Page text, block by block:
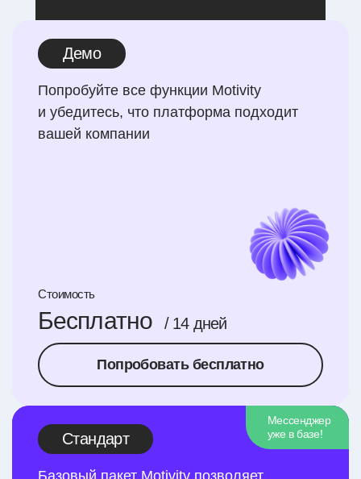
Демо
Попробуйте все функции Motivity
и убедитесь, что платформа подходит
вашей компании
Стоимость
Бесплатно / 14 дней
Попробовать бесплатно
Мессенджер
уже в базе!
Стандарт
Базовый пакет Motivity позволяет